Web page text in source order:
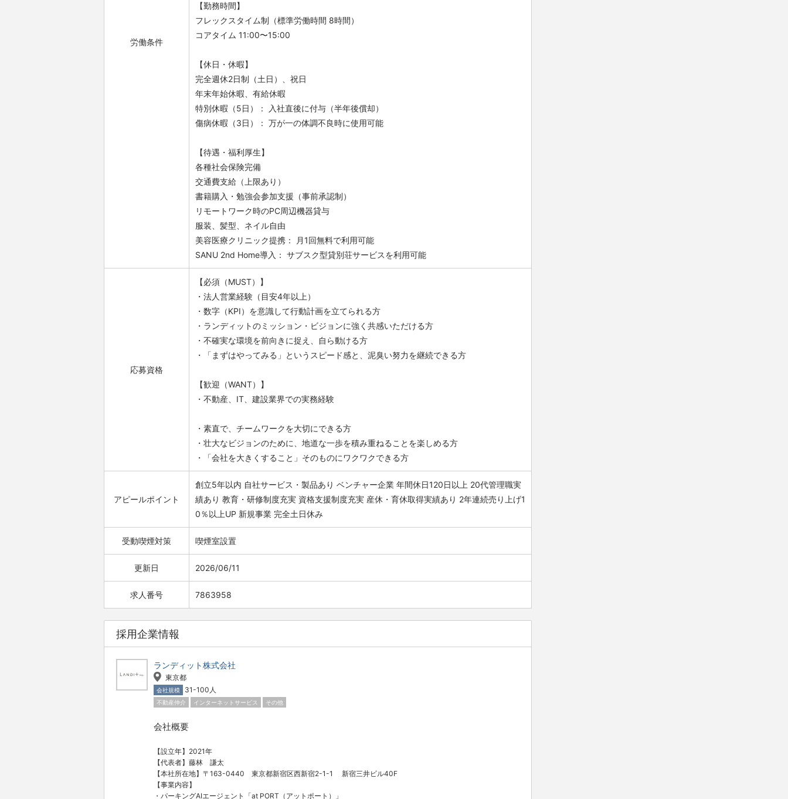
労働条件
【勤務時間】
フレックスタイム制（標準労働時間 8時間）
コアタイム 11:00〜15:00
【休日・休暇】
完全週休2日制（土日）、祝日
年末年始休暇、有給休暇
特別休暇（5日）： 入社直後に付与（半年後償却）
傷病休暇（3日）： 万が一の体調不良時に使用可能
【待遇・福利厚生】
各種社会保険完備
交通費支給（上限あり）
書籍購入・勉強会参加支援（事前承認制）
リモートワーク時のPC周辺機器貸与
服装、髪型、ネイル自由
美容医療クリニック提携： 月1回無料で利用可能
SANU 2nd Home導入： サブスク型貸別荘サービスを利用可能
応募資格
【必須（MUST）】
・法人営業経験（目安4年以上）
・数字（KPI）を意識して行動計画を立てられる方
・ランディットのミッション・ビジョンに強く共感いただける方
・不確実な環境を前向きに捉え、自ら動ける方
・「まずはやってみる」というスピード感と、泥臭い努力を継続できる方
【歓迎（WANT）】
・不動産、IT、建設業界での実務経験
・素直で、チームワークを大切にできる方
・壮大なビジョンのために、地道な一歩を積み重ねることを楽しめる方
・「会社を大きくすること」そのものにワクワクできる方
アピールポイント
創立5年以内 自社サービス・製品あり ベンチャー企業 年間休日120日以上 20代管理職実
績あり 教育・研修制度充実 資格支援制度充実 産休・育休取得実績あり 2年連続売り上げ1
0％以上UP 新規事業 完全土日休み
受動喫煙対策 喫煙室設置
更新日 2026/06/11
求人番号 7863958
採用企業情報
ランディット株式会社
東京都
会社規模 31-100人
不動産仲介 インターネットサービス その他
会社概要
【設立年】2021年
【代表者】藤林 謙太
【本社所在地】〒163-0440 東京都新宿区西新宿2-1-1 新宿三井ビル40F
【事業内容】
・パーキングAIエージェント「at PORT（アットポート）」